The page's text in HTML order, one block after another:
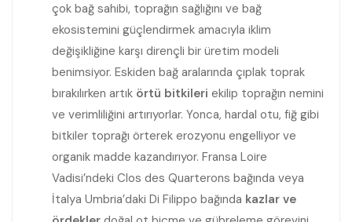
çok bağ sahibi, toprağın sağlığını ve bağ
ekosistemini güçlendirmek amacıyla iklim
değişikliğine karşı dirençli bir üretim modeli
benimsiyor. Eskiden bağ aralarında çıplak toprak
bırakılırken artık örtü bitkileri ekilip toprağın nemini
ve verimliliğini artırıyorlar. Yonca, hardal otu, fiğ gibi
bitkiler toprağı örterek erozyonu engelliyor ve
organik madde kazandırıyor. Fransa Loire
Vadisi’ndeki Clos des Quarterons bağında veya
İtalya Umbria’daki Di Filippo bağında kazlar ve